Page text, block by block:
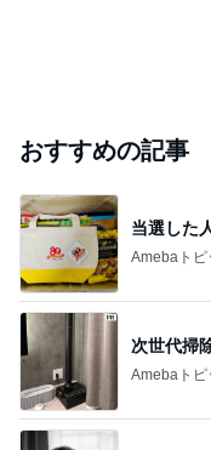
おすすめの記事
当選した
Amebaトピ
次世代掃
Amebaトピ